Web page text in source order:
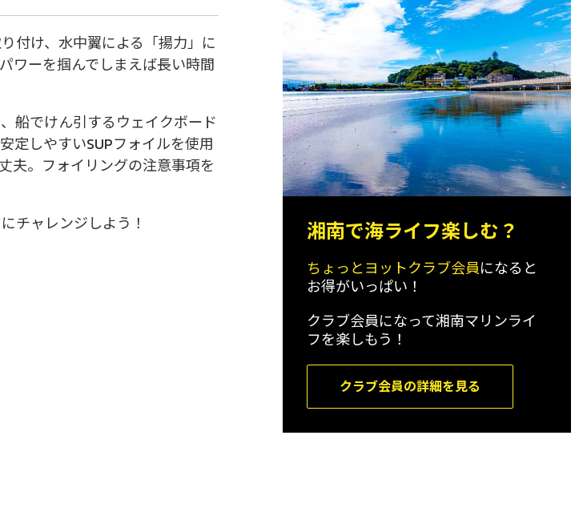
付け、水中翼による「揚力」に
ワーを掴んでしまえば長い時間
船でけん引するウェイクボード
定しやすいSUPフォイルを使用
夫。フォイリングの注意事項を
チャレンジしよう！
湘南で海ライフ楽しむ？
ちょっとヨットクラブ会員になると
お得がいっぱい！
クラブ会員になって湘南マリンライ
フを楽しもう！
クラブ会員の詳細を見る